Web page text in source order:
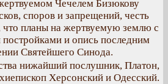
Чечелем Бизюкову
споров и запрещений, честь
планы на жертвуемую землю с
и опись последним
Святейшего Синода.
нижайший послушник, Платон,
Херсонский и Одесский.